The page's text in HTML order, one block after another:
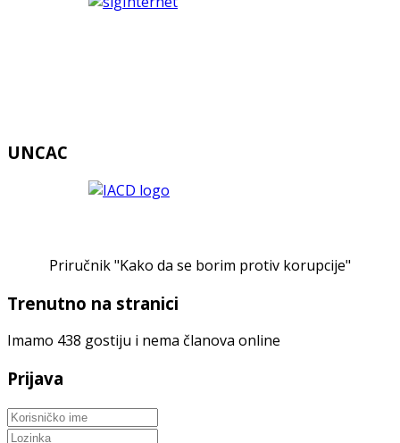
UNCAC
Priručnik "Kako da se borim protiv korupcije"
Trenutno na stranici
Imamo 438 gostiju i nema članova online
Prijava